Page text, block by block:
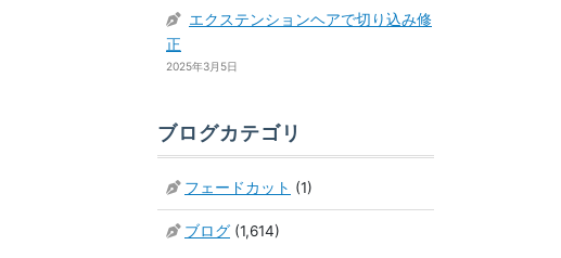
エクステンションヘアで切り込み修
正
2025年3月5日
ブログカテゴリ
フェードカット (1)
ブログ (1,614)